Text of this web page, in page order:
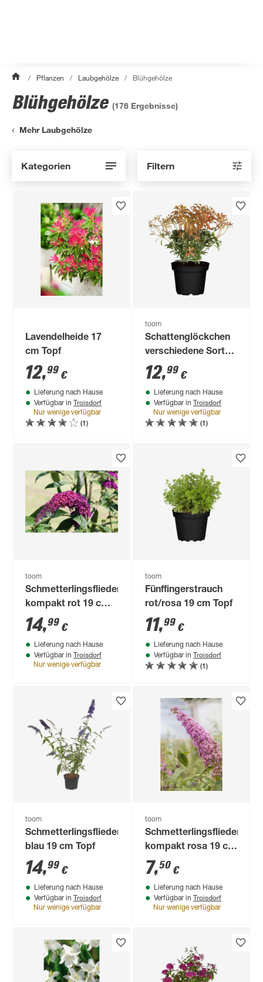
/ Pflanzen / Laubgehölze / Blühgehölze
Blühgehölze (176 Ergebnisse)
Mehr Laubgehölze
Kategorien Filtern
Lavendelheide 17
cm Topf
12,99 €
Lieferung nach Hause
Verfügbar in Troisdorf
Nur wenige verfügbar
(1)
toom
Schattenglöckchen
verschiedene Sorten
17 cm Topf
12,99 €
Lieferung nach Hause
Verfügbar in Troisdorf
Nur wenige verfügbar
(1)
toom
Schmetterlingsflieder
kompakt rot 19 cm
Topf
14,99 €
Lieferung nach Hause
Verfügbar in Troisdorf
Nur wenige verfügbar
toom
Fünffingerstrauch
rot/rosa 19 cm Topf
11,99 €
Lieferung nach Hause
Verfügbar in Troisdorf
(1)
toom
Schmetterlingsflieder
blau 19 cm Topf
14,99 €
Lieferung nach Hause
Verfügbar in Troisdorf
Nur wenige verfügbar
toom
Schmetterlingsflieder
kompakt rosa 19 cm
Topf
7,50 €
Lieferung nach Hause
Verfügbar in Troisdorf
Nur wenige verfügbar